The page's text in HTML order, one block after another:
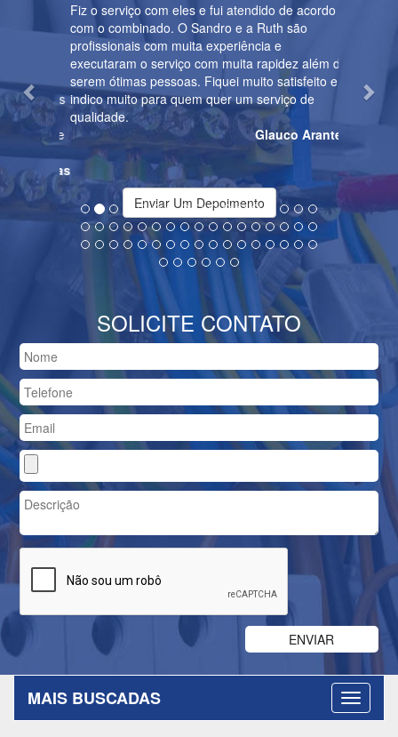
Fiz o serviço com eles e fui atendido de acordo
com o combinado. O Sandro e a Ruth são
profissionais com muita experiência e
executaram o serviço com muita rapidez além de
serem ótimas pessoas. Fiquei muito satisfeito e
indico muito para quem quer um serviço de
qualidade.
Glauco Arantes
Enviar Um Depoimento
SOLICITE CONTATO
MAIS BUSCADAS
INSTITUCIONAL